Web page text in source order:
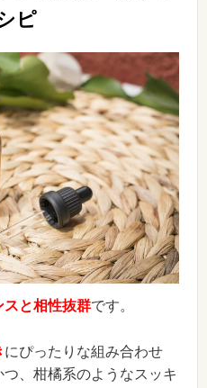
ピ
スと相性抜群です。
にぴったりな組み合わせ
、柑橘系のようなスッキ